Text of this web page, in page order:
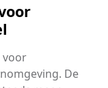
voor
De